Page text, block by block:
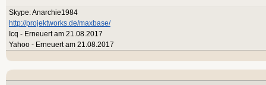
Skype: Anarchie1984
http://projektworks.de/maxbase/
Icq - Erneuert am 21.08.2017
Yahoo - Erneuert am 21.08.2017